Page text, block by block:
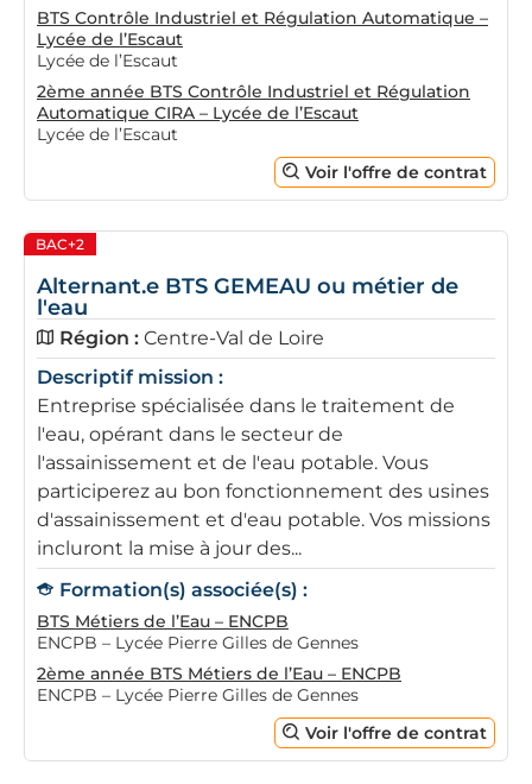
BTS Contrôle Industriel et Régulation Automatique –
Lycée de l’Escaut
Lycée de l’Escaut
2ème année BTS Contrôle Industriel et Régulation
Automatique CIRA – Lycée de l’Escaut
Lycée de l’Escaut
Voir l'offre de contrat
BAC+2
Alternant.e BTS GEMEAU ou métier de
l'eau
Région : Centre-Val de Loire
Descriptif mission :
Entreprise spécialisée dans le traitement de
l'eau, opérant dans le secteur de
l'assainissement et de l'eau potable. Vous
participerez au bon fonctionnement des usines
d'assainissement et d'eau potable. Vos missions
incluront la mise à jour des...
Formation(s) associée(s) :
BTS Métiers de l’Eau – ENCPB
ENCPB – Lycée Pierre Gilles de Gennes
2ème année BTS Métiers de l’Eau – ENCPB
ENCPB – Lycée Pierre Gilles de Gennes
Voir l'offre de contrat